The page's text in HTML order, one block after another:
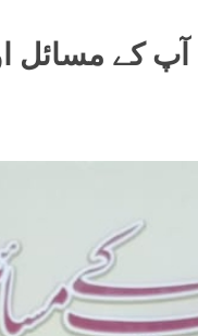
آپ کے مسائل